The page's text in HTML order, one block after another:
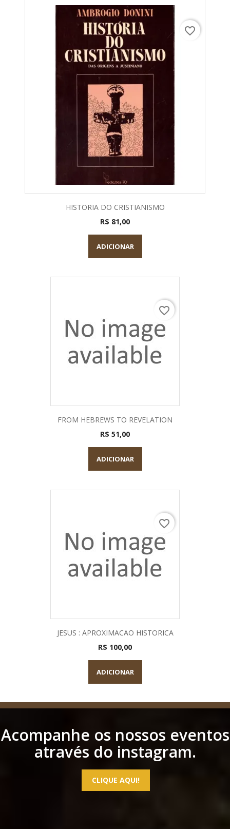
HISTORIA DO CRISTIANISMO
R$ 81,00
ADICIONAR
favorite_border
FROM HEBREWS TO REVELATION
R$ 51,00
ADICIONAR
favorite_border
JESUS : APROXIMACAO HISTORICA
R$ 100,00
ADICIONAR
favorite_border
Acompanhe os nossos eventos
através do instagram.
CLIQUE AQUI!